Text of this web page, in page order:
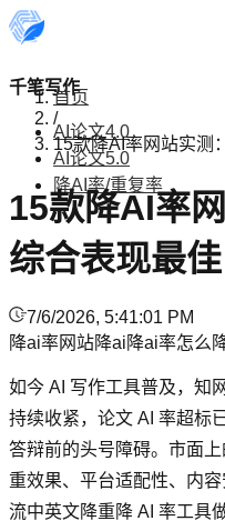
千笔写作
AI论文4.0
AI论文5.0
降AI率/重复率
首页
/
15款降AI率网站实测
15款降AI率
综合表现最佳
7/6/2026, 5:41:01 PM
降ai率网站降ai 降ai率怎么
如今 AI 写作工具普及，知
持续收紧，论文 AI 率超标
答辩前的头号障碍。市面
重效果、平台适配性、内
流中英文降重降 AI 率工具